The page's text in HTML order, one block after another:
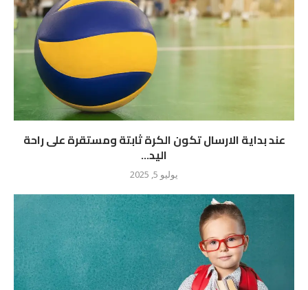
عند بداية الارسال تكون الكرة ثابتة ومستقرة على راحة
اليد...
يوليو 5, 2025